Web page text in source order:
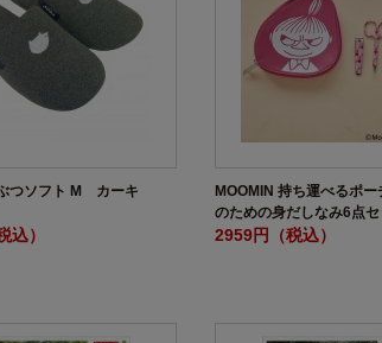
つソフト M カーキ
込）
MOOMIN 持ち運べるポー
のための身だしなみ6点
2959円（税込）